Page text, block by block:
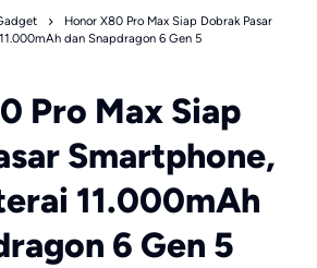
Honor X80 Pro Max Siap Dobrak Pasar
dan Snapdragon 6 Gen 5
Pro Max Siap
Smartphone,
11.000mAh
6 Gen 5